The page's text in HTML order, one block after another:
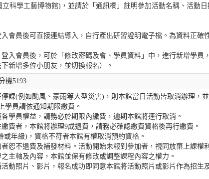
立科學工藝博物館)，並請於「通訊欄」註明參加活動名稱、活動
會員後可直接連結導入，自行產出研習證明電子檔。為資料正
入會員後，可於「修改密碼及會、學員資料」中，進行新增學
新增多位小朋友，並切換報名）。
機5193
課(例如颱風、豪雨等大型災害)，則本館當日活動皆取消辦理，
學員請依通知期限繳費。
學員權益，請務必於期限內繳費，逾期本館將逕行取消。
費者，本館將辦理9成退費，請務必確認繳費資格後再行繳費。
年級)，資格不符者本館有權取消預約資格。
恕不退費及補發材料。活動開始未報到參加者，視同放棄上課權
主軸及內容，本館並保有修改或調整課程內容之權力。
動照片、影片，報名成功即同意本館將活動照片或影片作為招生